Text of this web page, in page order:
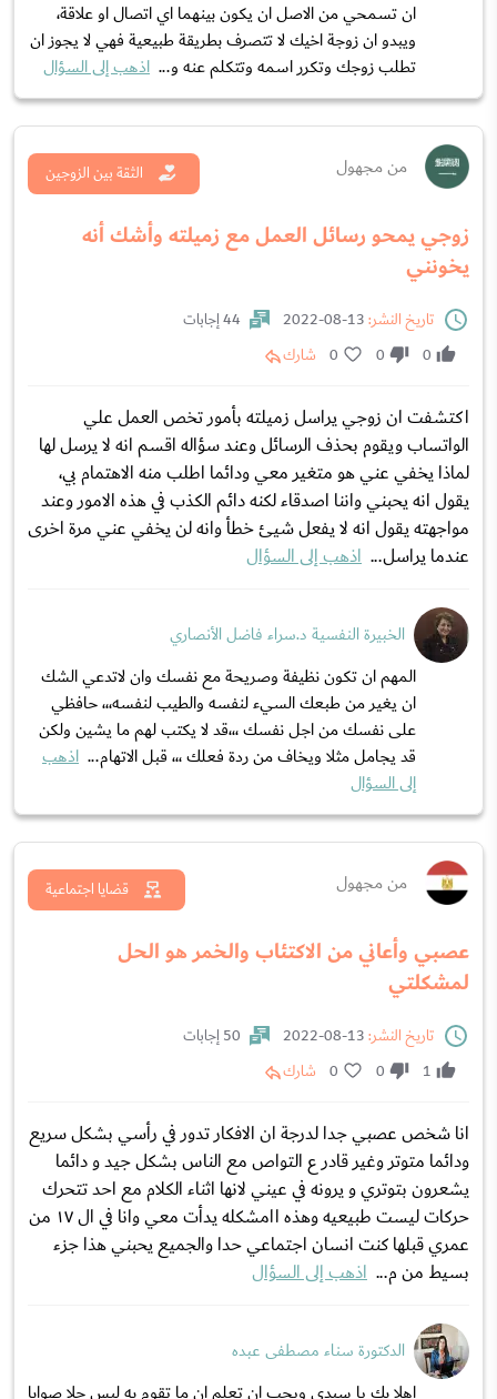
ان تسمحي من الاصل ان يكون بينهما اي اتصال او علاقة،
ويبدو ان زوجة اخيك لا تتصرف بطريقة طبيعية فهي لا يجوز ان
تطلب زوجك وتكرر اسمه وتتكلم عنه و... اذهب إلى السؤال
من مجهول
زوجي يمحو رسائل العمل مع زميلته وأشك أنه
يخونني
الثقة بين الزوجين
تاريخ النشر:
44 إجابات
0
0
0 شارك
اكتشفت ان زوجي يراسل زميلته بأمور تخص العمل علي
الواتساب ويقوم بحذف الرسائل وعند سؤاله اقسم انه لا يرسل لها
لماذا يخفي عني هو متغير معي ودائما اطلب منه الاهتمام بي،
يقول انه يحبني واننا اصدقاء لكنه دائم الكذب في هذه الامور وعند
مواجهته يقول انه لا يفعل شيئ خطأ وانه لن يخفي عني مرة اخرى
عندما يراسل... اذهب إلى السؤال
الخبيرة النفسية د.سراء فاضل الأنصاري
المهم ان تكون نظيفة وصريحة مع نفسك وان لاتدعي الشك
ان يغير من طبعك السيء لنفسه والطيب لنفسه،،، حافظي
على نفسك من اجل نفسك ،،،قد لا يكتب لهم ما يشين ولكن
قد يجامل مثلا ويخاف من ردة فعلك ،،، قبل الاتهام... اذهب
إلى السؤال
من مجهول
عصبي وأعاني من الاكتئاب والخمر هو الحل
لمشكلتي
قضايا اجتماعية
تاريخ النشر:
50 إجابات
1
0
0 شارك
انا شخص عصبي جدا لدرجة ان الافكار تدور في رأسي بشكل سريع
ودائما متوتر وغير قادر ع التواص مع الناس بشكل جيد و دائما
يشعرون بتوتري و يرونه في عيني لانها اثناء الكلام مع احد تتحرك
حركات ليست طبيعيه وهذه اامشكله يدأت معي وانا في ال ١٧ من
عمري قبلها كنت انسان اجتماعي حدا والجميع يحبني هذا جزء
بسيط من م... اذهب إلى السؤال
الدكتورة سناء مصطفى عبده
اهلا بك يا سيدي ويجب ان تعلم ان ما تقوم به ليس حلا صوابا